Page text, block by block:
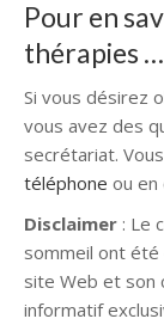
Pour en
thérapies …
Si vous désirez
vous avez des
secrétariat.
téléphone ou en
Disclaimer : Le
sommeil ont été
site Web et son
informatif